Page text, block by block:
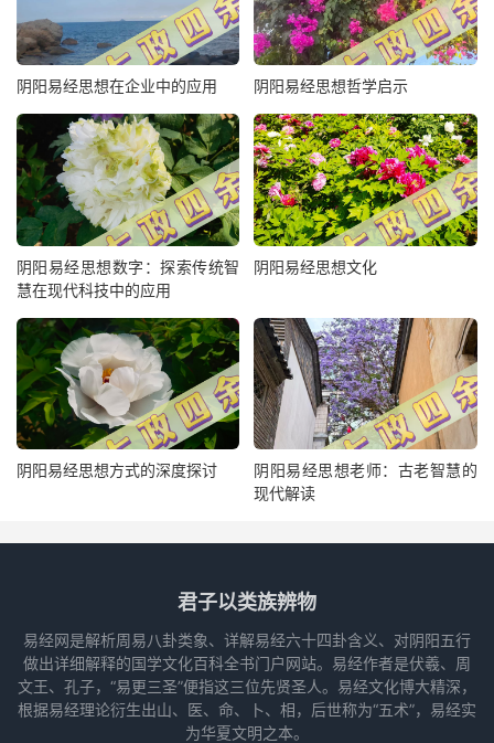
阴阳易经思想在企业中的应用 阴阳易经思想哲学启示
阴阳易经思想数字：探索传统智
慧在现代科技中的应用
阴阳易经思想文化
阴阳易经思想方式的深度探讨
阴阳易经思想老师：古老智慧的
现代解读
君子以类族辨物
易经网是解析周易八卦类象、详解易经六十四卦含义、对阴阳五行
做出详细解释的国学文化百科全书门户网站。易经作者是伏羲、周
文王、孔子，“易更三圣”便指这三位先贤圣人。易经文化博大精深，
根据易经理论衍生出山、医、命、卜、相，后世称为“五术”，易经实
为华夏文明之本。